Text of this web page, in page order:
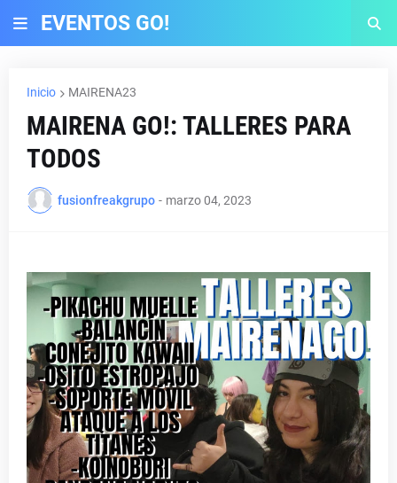
EVENTOS GO!
Inicio MAIRENA23
MAIRENA GO!: TALLERES PARA
TODOS
fusionfreakgrupo - marzo 04, 2023